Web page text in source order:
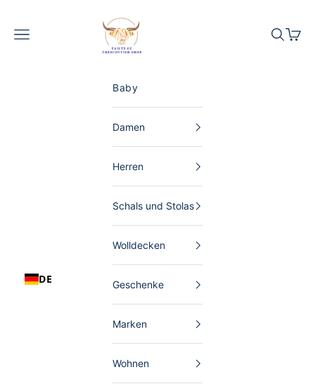
The Scottish Shop Deutschland
DE
Menü Suchen
Baby
Damen
Herren
Schals und Stolas
Wolldecken
Geschenke
Marken
Wohnen